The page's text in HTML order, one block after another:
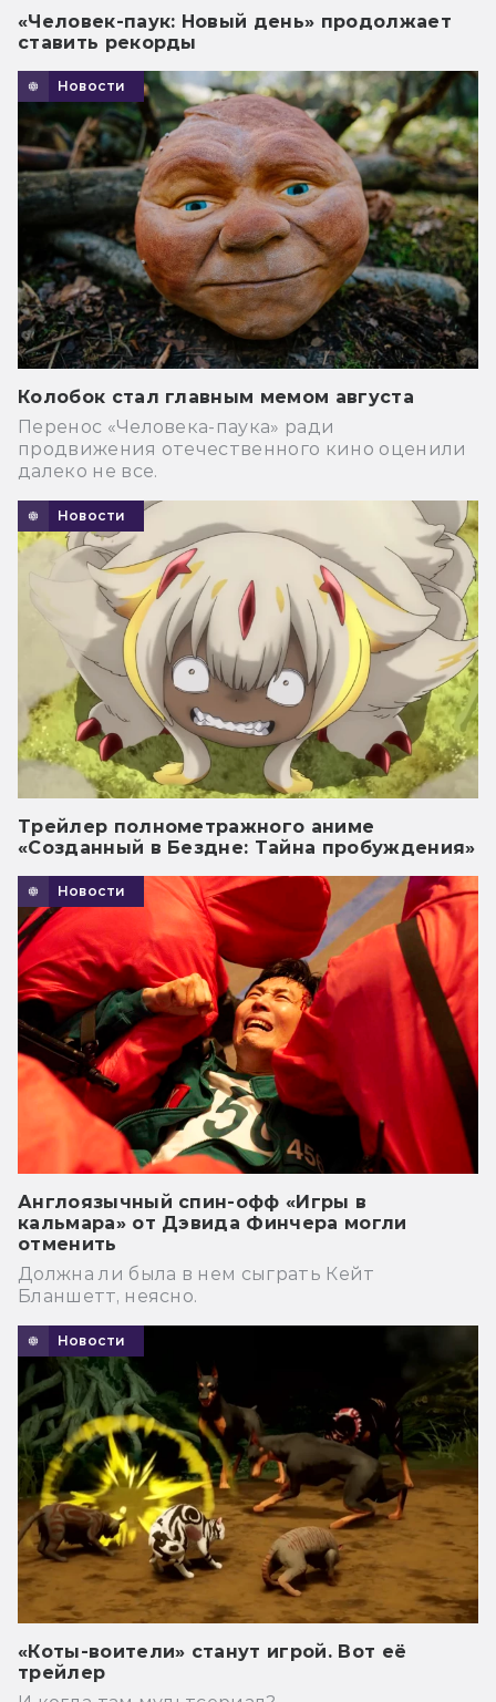
«Человек-паук: Новый день» продолжает
ставить рекорды
Новости
Колобок стал главным мемом августа
Перенос «Человека-паука» ради
продвижения отечественного кино оценили
далеко не все.
Новости
Трейлер полнометражного аниме
«Созданный в Бездне: Тайна пробуждения»
Новости
Англоязычный спин-офф «Игры в
кальмара» от Дэвида Финчера могли
отменить
Должна ли была в нем сыграть Кейт
Бланшетт, неясно.
Новости
«Коты-воители» станут игрой. Вот её
трейлер